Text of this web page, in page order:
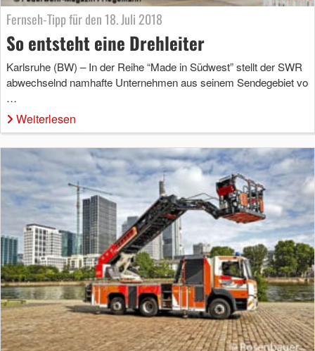
Fernseh-Tipp für den 18. Juli 2018
So entsteht eine Drehleiter
Karlsruhe (BW) – In der Reihe “Made in Südwest” stellt der SWR
abwechselnd namhafte Unternehmen aus seinem Sendegebiet vo
…
Weiterlesen